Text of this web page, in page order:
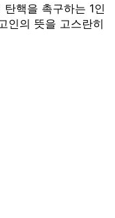
핵을 촉구하는 1인
인의 뜻을 고스란히